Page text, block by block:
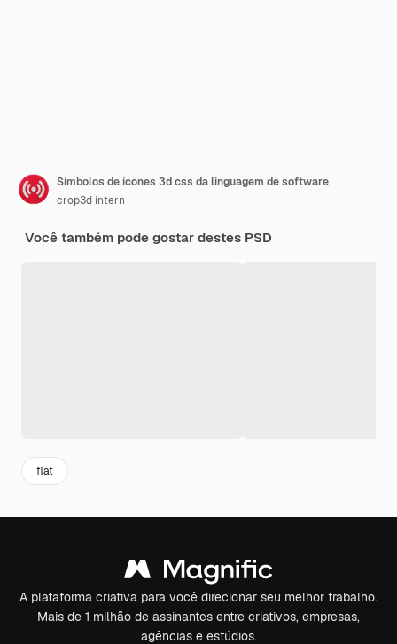
Símbolos de ícones 3d css da linguagem de software
crop3d intern
Você também pode gostar destes PSD
flat
A plataforma criativa para você direcionar seu melhor trabalho.
Mais de 1 milhão de assinantes entre criativos, empresas,
agências e estúdios.